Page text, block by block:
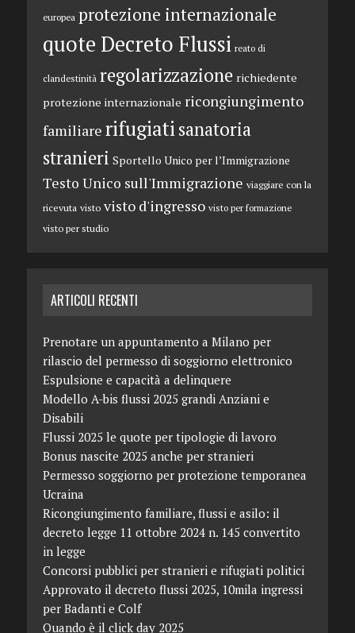
europea protezione internazionale
quote Decreto Flussi reato di
clandestinità regolarizzazione richiedente
protezione internazionale ricongiungimento
familiare rifugiatisanatoria
stranieri Sportello Unico per l’Immigrazione
Testo Unico sull'Immigrazione viaggiare con la
ricevuta visto visto d'ingresso visto per formazione
visto per studio
ARTICOLI RECENTI
Prenotare un appuntamento a Milano per
rilascio del permesso di soggiorno elettronico
Espulsione e capacità a delinquere
Modello A-bis flussi 2025 grandi Anziani e
Disabili
Flussi 2025 le quote per tipologie di lavoro
Bonus nascite 2025 anche per stranieri
Permesso soggiorno per protezione temporanea
Ucraina
Ricongiungimento familiare, flussi e asilo: il
decreto legge 11 ottobre 2024 n. 145 convertito
in legge
Concorsi pubblici per stranieri e rifugiati politici
Approvato il decreto flussi 2025, 10mila ingressi
per Badanti e Colf
Quando è il click day 2025